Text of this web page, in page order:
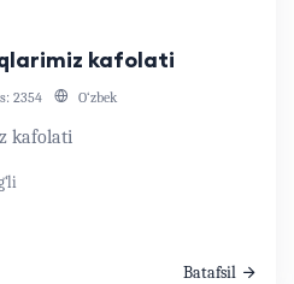
kafolati
2354 O‘zbek
kafolati
Batafsil